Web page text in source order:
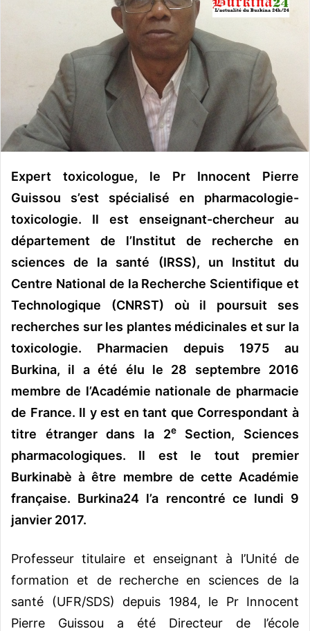
n
l
Expert toxicologue, le Pr Innocent Pierre
Guissou s’est spécialisé en pharmacologie-
toxicologie. Il est enseignant-chercheur au
département de l’Institut de recherche en
sciences de la santé (IRSS), un Institut du
Centre National de la Recherche Scientifique et
Technologique (CNRST) où il poursuit ses
recherches sur les plantes médicinales et sur la
toxicologie. Pharmacien depuis 1975 au
Burkina, il a été élu le 28 septembre 2016
membre de l’Académie nationale de pharmacie
de France. Il y est en tant que Correspondant à
titre étranger dans la 2eSection, Sciences
pharmacologiques. Il est le tout premier
Burkinabè à être membre de cette Académie
française. Burkina24 l’a rencontré ce lundi 9
janvier 2017.
Professeur titulaire et enseignant à l’Unité de
formation et de recherche en sciences de la
santé (UFR/SDS) depuis 1984, le Pr Innocent
Pierre Guissou a été Directeur de l’école